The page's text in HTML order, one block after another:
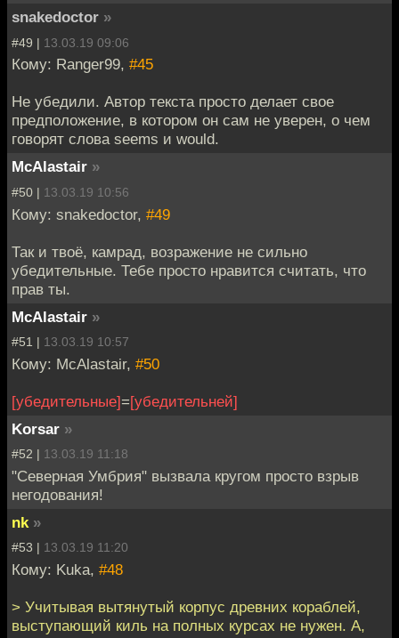
snakedoctor »
#49 | 13.03.19 09:06
Кому: Ranger99, #45
Не убедили. Автор текста просто делает свое
предположение, в котором он сам не уверен, о чем
говорят слова seems и would.
McAlastair »
#50 | 13.03.19 10:56
Кому: snakedoctor, #49
Так и твоё, камрад, возражение не сильно
убедительные. Тебе просто нравится считать, что
прав ты.
McAlastair »
#51 | 13.03.19 10:57
Кому: McAlastair, #50
[убедительные]=[убедительней]
Korsar »
#52 | 13.03.19 11:18
"Северная Умбрия" вызвала кругом просто взрыв
негодования!
nk »
#53 | 13.03.19 11:20
Кому: Kuka, #48
> Учитывая вытянутый корпус древних кораблей,
выступающий киль на полных курсах не нужен. А,